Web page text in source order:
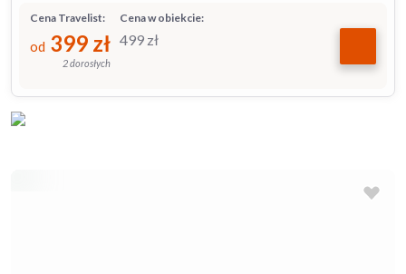
Cena w obiekcie:
499 zł
Cena Travelist:
od 399 zł
2 dorosłych